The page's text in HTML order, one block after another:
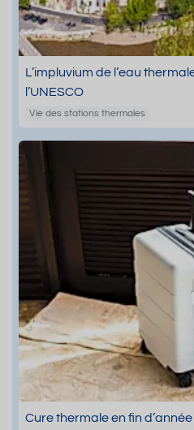
L’impluvium de l’eau
l’UNESCO
Vie des stations thermales
Cure thermale en fin